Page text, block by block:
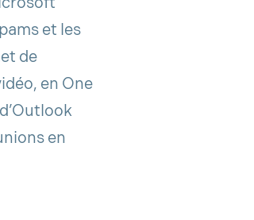
et les
de
en One
en